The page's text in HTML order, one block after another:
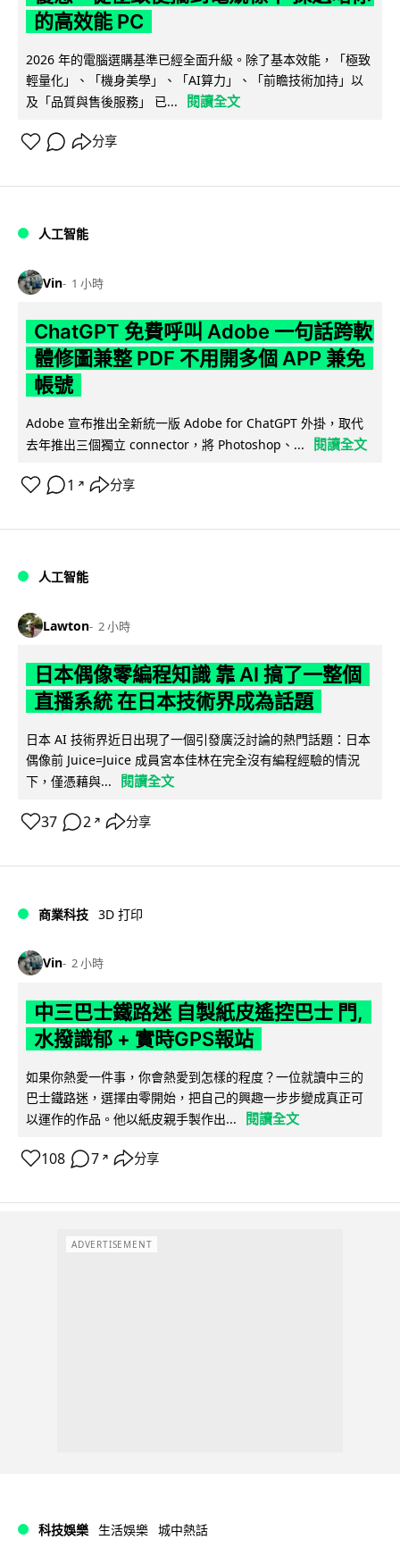
的高效能 PC
2026 年的電腦選購基準已經全面升級。除了基本效能，「極致
輕量化」、「機身美學」、「AI算力」、「前瞻技術加持」以
及「品質與售後服務」 已...
閱讀全文
分享
人工智能
Vin 1 小時
ChatGPT 免費呼叫 Adobe 一句話跨軟
體修圖兼整 PDF 不用開多個 APP 兼免
帳號
Adobe 宣布推出全新統一版 Adobe for ChatGPT 外掛，取代
去年推出三個獨立 connector，將 Photoshop、...
閱讀全文
1 ↗ 分享
人工智能
Lawton 2 小時
日本偶像零編程知識 靠 AI 搞了一整個
直播系統 在日本技術界成為話題
日本 AI 技術界近日出現了一個引發廣泛討論的熱門話題：日本
偶像前 Juice=Juice 成員宮本佳林在完全沒有編程經驗的情況
下，僅憑藉與...
閱讀全文
37 2 ↗ 分享
商業科技 3D 打印
Vin 2 小時
中三巴士鐵路迷 自製紙皮遙控巴士 門,
水撥識郁 + 實時GPS報站
如果你熱愛一件事，你會熱愛到怎樣的程度？一位就讀中三的
巴士鐵路迷，選擇由零開始，把自己的興趣一步步變成真正可
以運作的作品。他以紙皮親手製作出...
閱讀全文
108 7 ↗ 分享
ADVERTISEMENT
科技娛樂 生活娛樂 城中熱話